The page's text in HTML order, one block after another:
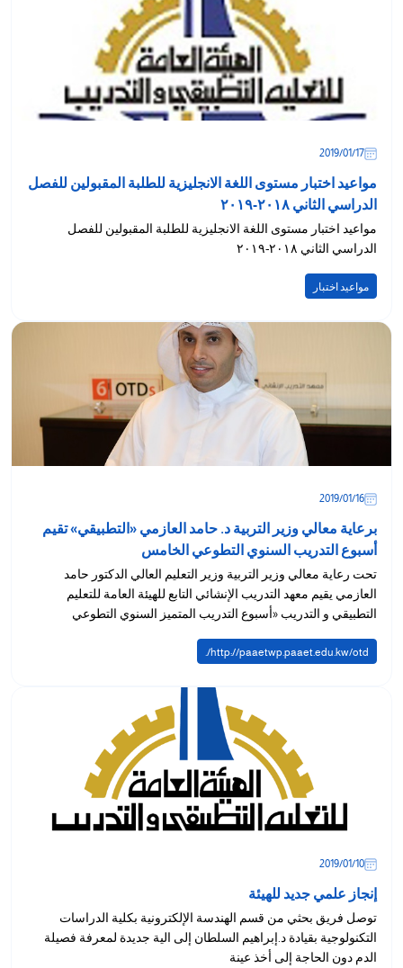
17‏/01‏/2019
مواعيد اختبار مستوى اللغة الانجليزية للطلبة المقبولين للفصل
الدراسي الثاني ٢٠١٨-٢٠١٩
مواعيد اختبار مستوى اللغة الانجليزية للطلبة المقبولين للفصل
الدراسي الثاني ٢٠١٨-٢٠١٩
مواعيد اختبار
16‏/01‏/2019
برعاية معالي وزير التربية د. حامد العازمي «التطبيقي» تقيم
أسبوع التدريب السنوي التطوعي الخامس
تحت رعاية معالي وزير التربية وزير التعليم العالي الدكتور حامد
العازمي يقيم معهد التدريب الإنشائي التابع للهيئة العامة للتعليم
التطبيقي و التدريب «أسبوع التدريب المتميز السنوي التطوعي
http://paaetwp.paaet.edu.kw/otd/.
10‏/01‏/2019
إنجاز علمي جديد للهيئة
توصل فريق بحثي من قسم الهندسة الإلكترونية بكلية الدراسات
التكنولوجية بقيادة د.إبراهيم السلطان إلى الية جديدة لمعرفة فصيلة
الدم دون الحاجة إلى أخذ عينة